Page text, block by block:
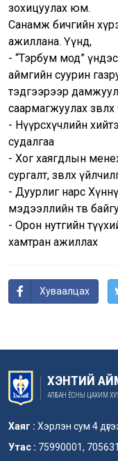
зохицуулах юм.
Санамж бичгийн
ажиллана. Үүнд,
- “Тэрбум мод”
аймгийн суурин
тэдгээрээр
саармагжуулах
- Нүүрсхүчлийн
судалгаа
- Хог хаягдлын
сургалт, зөвлөх
- Дуурлиг нарс
мэдээллийн төв
- Орон нутгийн
хамтран ажиллах
Хуваалцах
ХЭНТИЙ
АЛБАН ЁСНЫ ЦАХИМ
Хаяг : Хэрлэн сум 4
Утас : 75990001,